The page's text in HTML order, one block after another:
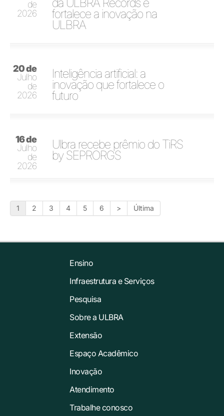
de
2026
fortalece a inovação na
ULBRA
20 de
Julho
de
2026
Inteligência artificial: a
inovação que fortalece o
futuro
16 de
Julho
de
2026
Ulbra recebe prêmio do TiRS
by SEPRORGS
1 2 3 4 5 6 > Última
Ensino
Infraestrutura e Serviços
Pesquisa
Sobre a ULBRA
Extensão
Espaço Acadêmico
Inovação
Atendimento
Trabalhe conosco